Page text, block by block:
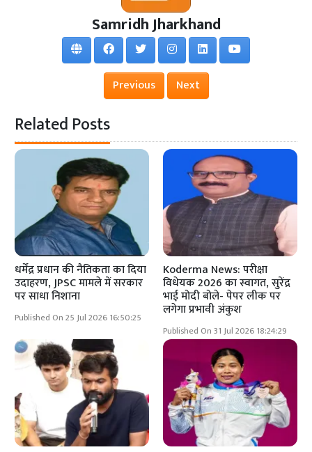
Samridh Jharkhand
Previous Next
Related Posts
धर्मेंद्र प्रधान की नैतिकता का दिया
उदाहरण, JPSC मामले में सरकार
पर साधा निशाना
Published On 25 Jul 2026 16:50:25
Koderma News: परीक्षा
विधेयक 2026 का स्वागत, सुरेंद्र
भाई मोदी बोले- पेपर लीक पर
लगेगा प्रभावी अंकुश
Published On 31 Jul 2026 18:24:29